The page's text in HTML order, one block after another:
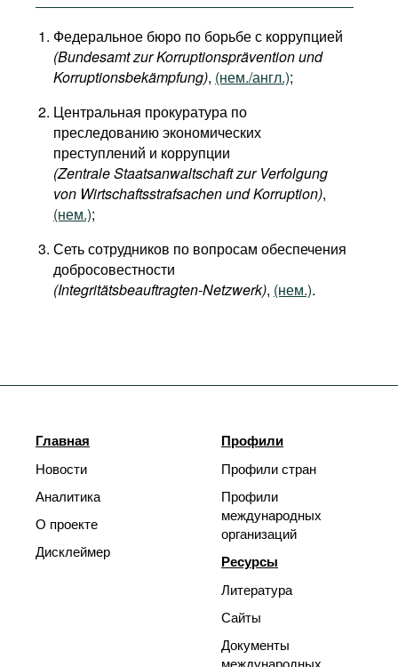
Федеральное бюро по борьбе с коррупцией
(Bundesamt zur Korruptionsprävention und
Korruptionsbekämpfung), (нем./англ.);
Центральная прокуратура по
преследованию экономических
преступлений и коррупции
(Zentrale Staatsanwaltschaft zur Verfolgung
von Wirtschaftsstrafsachen und Korruption),
(нем.);
Сеть сотрудников по вопросам обеспечения
добросовестности
(Integritätsbeauftragten-Netzwerk), (нем.).
Главная
Новости
Аналитика
О проекте
Дисклеймер
Профили
Профили стран
Профили
международных
организаций
Ресурсы
Литература
Сайты
Документы
международных